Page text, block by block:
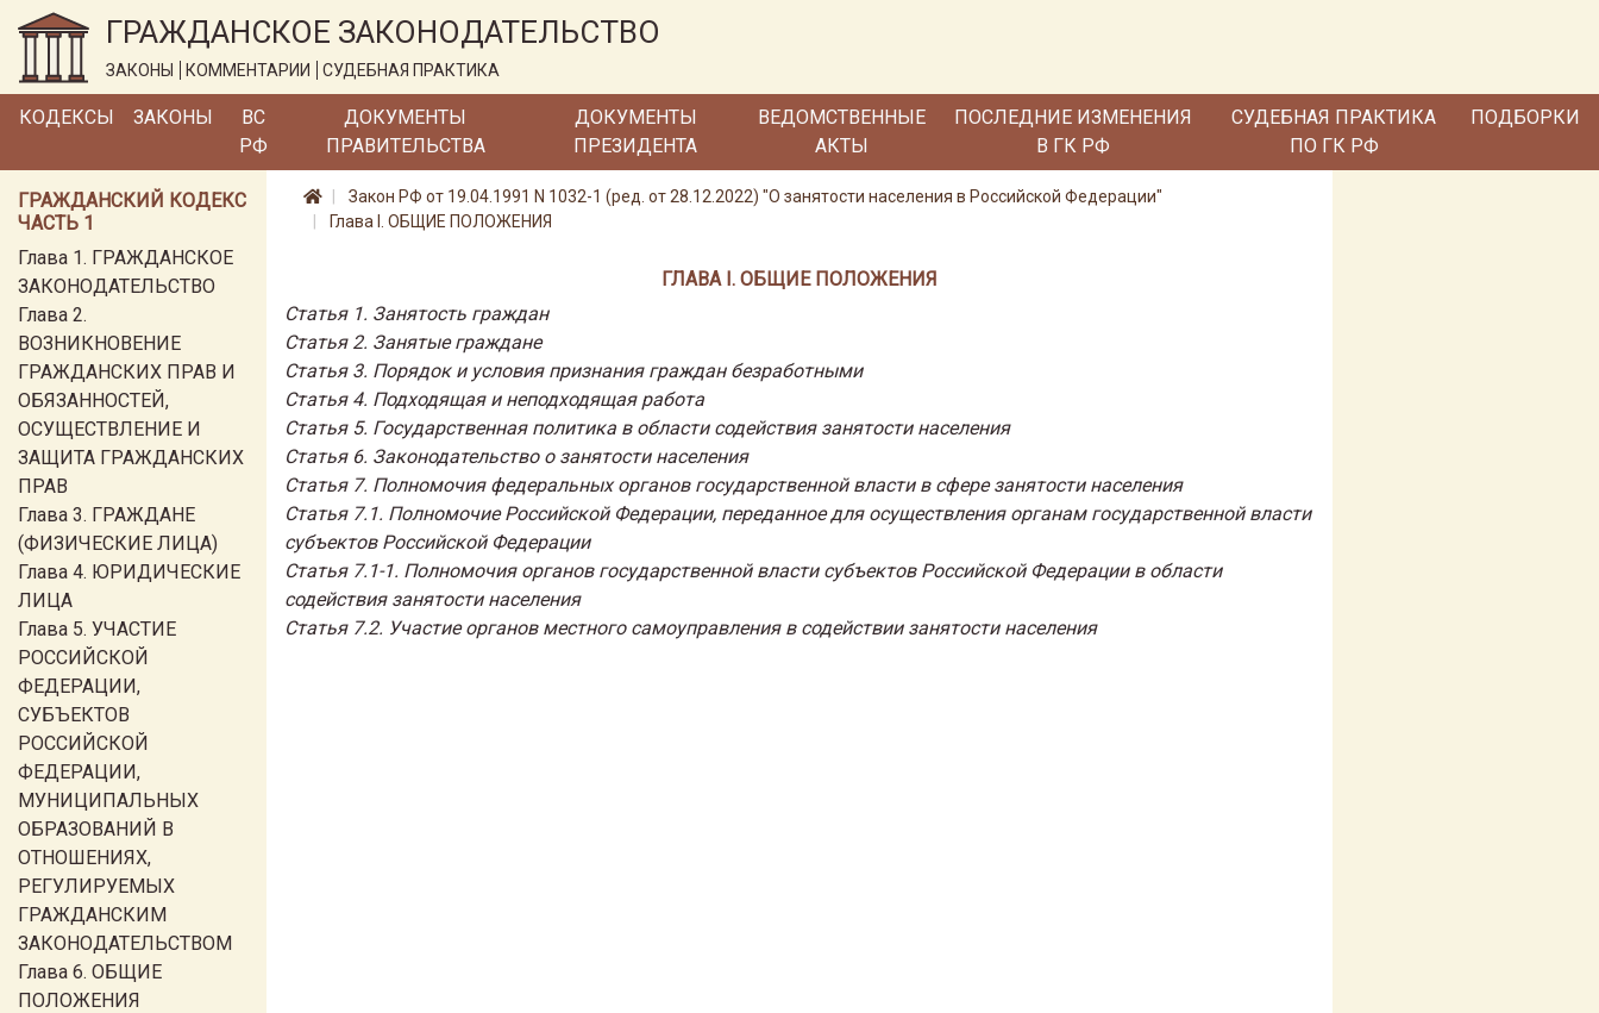
ГРАЖДАНСКОЕ ЗАКОНОДАТЕЛЬСТВО
ЗАКОНЫ КОММЕНТАРИИ СУДЕБНАЯ ПРАКТИКА
КОДЕКСЫ ЗАКОНЫ
ВС
РФ
ДОКУМЕНТЫ
ПРАВИТЕЛЬСТВА
ДОКУМЕНТЫ
ПРЕЗИДЕНТА
ВЕДОМСТВЕННЫЕ
АКТЫ
ПОСЛЕДНИЕ ИЗМЕНЕНИЯ
В ГК РФ
СУДЕБНАЯ ПРАКТИКА
ПО ГК РФ
ПОДБОРКИ
ГРАЖДАНСКИЙ КОДЕКС
ЧАСТЬ 1
Глава 1. ГРАЖДАНСКОЕ
ЗАКОНОДАТЕЛЬСТВО
Глава 2.
ВОЗНИКНОВЕНИЕ
ГРАЖДАНСКИХ ПРАВ И
ОБЯЗАННОСТЕЙ,
ОСУЩЕСТВЛЕНИЕ И
ЗАЩИТА ГРАЖДАНСКИХ
ПРАВ
Глава 3. ГРАЖДАНЕ
(ФИЗИЧЕСКИЕ ЛИЦА)
Глава 4. ЮРИДИЧЕСКИЕ
ЛИЦА
Глава 5. УЧАСТИЕ
РОССИЙСКОЙ
ФЕДЕРАЦИИ,
СУБЪЕКТОВ
РОССИЙСКОЙ
ФЕДЕРАЦИИ,
МУНИЦИПАЛЬНЫХ
ОБРАЗОВАНИЙ В
ОТНОШЕНИЯХ,
РЕГУЛИРУЕМЫХ
ГРАЖДАНСКИМ
ЗАКОНОДАТЕЛЬСТВОМ
Глава 6. ОБЩИЕ
ПОЛОЖЕНИЯ
Закон РФ от 19.04.1991 N 1032-1 (ред. от 28.12.2022) "О занятости населения в Российской Федерации"
Глава I. ОБЩИЕ ПОЛОЖЕНИЯ
ГЛАВА I. ОБЩИЕ ПОЛОЖЕНИЯ
Статья 1. Занятость граждан
Статья 2. Занятые граждане
Статья 3. Порядок и условия признания граждан безработными
Статья 4. Подходящая и неподходящая работа
Статья 5. Государственная политика в области содействия занятости населения
Статья 6. Законодательство о занятости населения
Статья 7. Полномочия федеральных органов государственной власти в сфере занятости населения
Статья 7.1. Полномочие Российской Федерации, переданное для осуществления органам государственной власти
субъектов Российской Федерации
Статья 7.1-1. Полномочия органов государственной власти субъектов Российской Федерации в области
содействия занятости населения
Статья 7.2. Участие органов местного самоуправления в содействии занятости населения